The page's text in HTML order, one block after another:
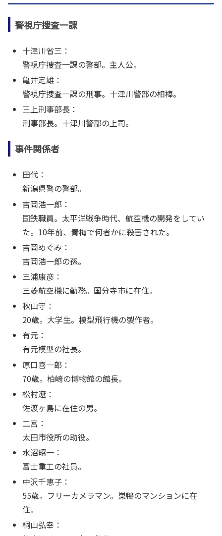
警視庁捜査一課
十津川省三：
警視庁捜査一課の警部。主人公。
亀井定雄：
警視庁捜査一課の刑事。十津川警部の相棒。
三上刑事部長：
刑事部長。十津川警部の上司。
事件関係者
田代：
新潟県警の警部。
吉岡浩一郎：
国鉄職員。太平洋戦争時代、航空機の開発をしてい
た。10年前、青梅で何者かに殺害された。
吉岡めぐみ：
吉岡浩一郎の孫。
三浦康彦：
三菱航空機に勤務。国分寺市に在住。
秋山守：
20歳。大学生。模型飛行機の製作者。
有元：
有元模型の社長。
原口喜一郎：
70歳。柏崎の博物館の館長。
松村遼：
佐渡ヶ島に在住の男。
二宮：
太田市役所の助役。
水沼昭一：
富士重工の社員。
中沢千恵子：
55歳。フリーカメラマン。巣鴨のマンションに在
住。
桐山弘幸：